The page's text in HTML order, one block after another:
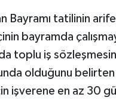
Bayramı tatilinin
bayramda
toplu iş
olduğunu
işverene en az 30